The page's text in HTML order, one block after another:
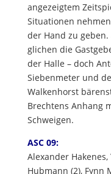
angezeigtem
Situationen
der Hand zu
glichen die
der Halle – doch
Siebenmeter und
Walkenhorst
Brechtens Anhang
Schweigen.
ASC 09:
Alexander
Hubmann (2), Fynn